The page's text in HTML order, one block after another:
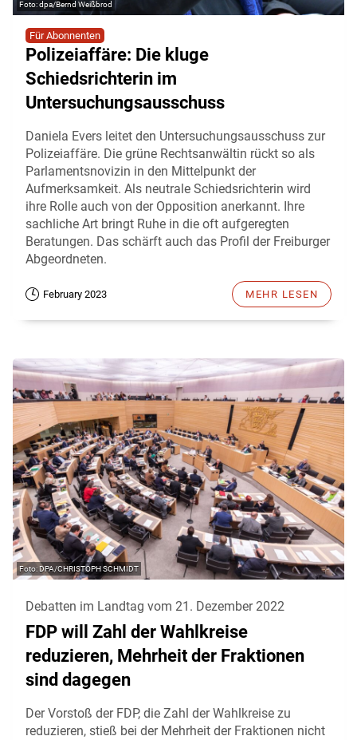
dpa/Bernd Weißbrod
Für Abonnenten
Polizeiaffäre: Die kluge
Schiedsrichterin im
Untersuchungsausschuss
Daniela Evers leitet den Untersuchungsausschuss zur
Polizeiaffäre. Die grüne Rechtsanwältin rückt so als
Parlamentsnovizin in den Mittelpunkt der
Aufmerksamkeit. Als neutrale Schiedsrichterin wird
ihre Rolle auch von der Opposition anerkannt. Ihre
sachliche Art bringt Ruhe in die oft aufgeregten
Beratungen. Das schärft auch das Profil der Freiburger
Abgeordneten.
February 2023 MEHR LESEN
DPA/CHRISTOPH SCHMIDT
Debatten im Landtag vom 21. Dezember 2022
FDP will Zahl der Wahlkreise
reduzieren, Mehrheit der Fraktionen
sind dagegen
Der Vorstoß der FDP, die Zahl der Wahlkreise zu
reduzieren, stieß bei der Mehrheit der Fraktionen nicht